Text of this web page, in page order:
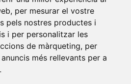
, per mesurar el vostre
pels nostres productes i
i per personalitzar les
de màrqueting, per
més rellevants per a
93